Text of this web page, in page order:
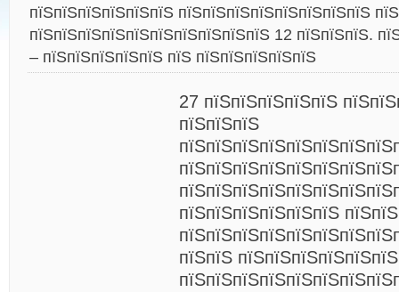
пїЅпїЅпїЅпїЅпїЅпїЅ пїЅпїЅпїЅпїЅпїЅпїЅпїЅпїЅ
пїЅпїЅпїЅпїЅпїЅпїЅпїЅпїЅпїЅпїЅ 12 пїЅпїЅпїЅ.
– пїЅпїЅпїЅпїЅпїЅ пїЅ пїЅпїЅпїЅпїЅпїЅ
27 пїЅпїЅпїЅпїЅпїЅ
пїЅпїЅпїЅ
пїЅпїЅпїЅпїЅпїЅпїЅ
пїЅпїЅ